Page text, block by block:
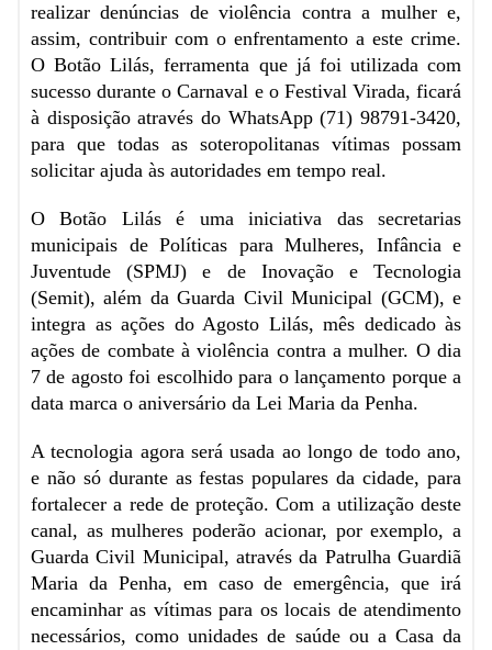
realizar denúncias de violência contra a mulher e,
assim, contribuir com o enfrentamento a este crime.
O Botão Lilás, ferramenta que já foi utilizada com
sucesso durante o Carnaval e o Festival Virada, ficará
à disposição através do WhatsApp (71) 98791-3420,
para que todas as soteropolitanas vítimas possam
solicitar ajuda às autoridades em tempo real.
O Botão Lilás é uma iniciativa das secretarias
municipais de Políticas para Mulheres, Infância e
Juventude (SPMJ) e de Inovação e Tecnologia
(Semit), além da Guarda Civil Municipal (GCM), e
integra as ações do Agosto Lilás, mês dedicado às
ações de combate à violência contra a mulher. O dia
7 de agosto foi escolhido para o lançamento porque a
data marca o aniversário da Lei Maria da Penha.
A tecnologia agora será usada ao longo de todo ano,
e não só durante as festas populares da cidade, para
fortalecer a rede de proteção. Com a utilização deste
canal, as mulheres poderão acionar, por exemplo, a
Guarda Civil Municipal, através da Patrulha Guardiã
Maria da Penha, em caso de emergência, que irá
encaminhar as vítimas para os locais de atendimento
necessários, como unidades de saúde ou a Casa da